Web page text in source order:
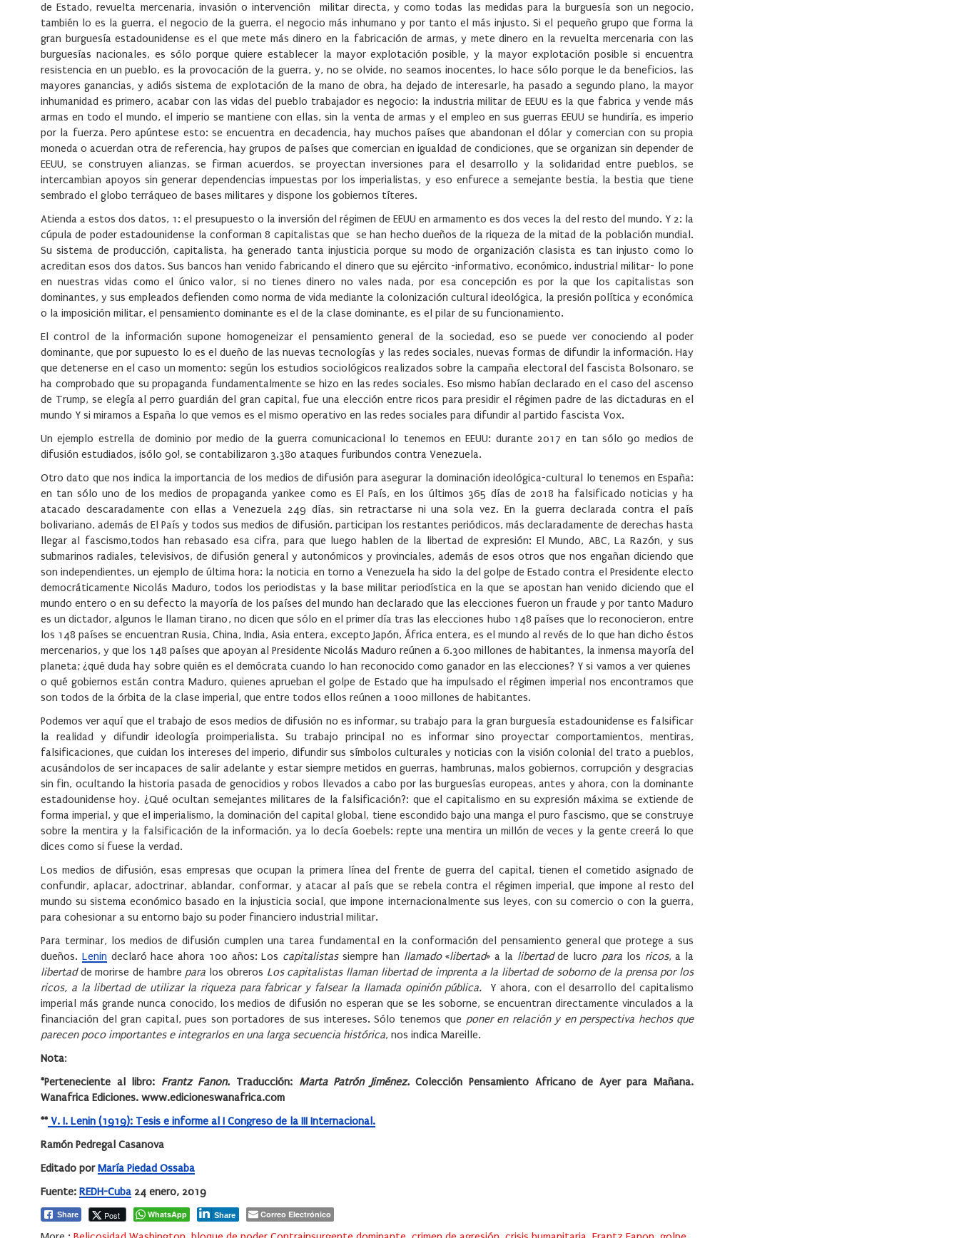
de Estado, revuelta mercenaria, invasión o intervención militar directa, y como todas las medidas para la burguesía son un negocio,
también lo es la guerra, el negocio de la guerra, el negocio más inhumano y por tanto el más injusto. Si el pequeño grupo que forma la
gran burguesía estadounidense es el que mete más dinero en la fabricación de armas, y mete dinero en la revuelta mercenaria con las
burguesías nacionales, es sólo porque quiere establecer la mayor explotación posible, y la mayor explotación posible si encuentra
resistencia en un pueblo, es la provocación de la guerra, y, no se olvide, no seamos inocentes, lo hace sólo porque le da beneficios, las
mayores ganancias, y adiós sistema de explotación de la mano de obra, ha dejado de interesarle, ha pasado a segundo plano, la mayor
inhumanidad es primero, acabar con las vidas del pueblo trabajador es negocio: la industria militar de EEUU es la que fabrica y vende más
armas en todo el mundo, el imperio se mantiene con ellas, sin la venta de armas y el empleo en sus guerras EEUU se hundiría, es imperio
por la fuerza. Pero apúntese esto: se encuentra en decadencia, hay muchos países que abandonan el dólar y comercian con su propia
moneda o acuerdan otra de referencia, hay grupos de países que comercian en igualdad de condiciones, que se organizan sin depender de
EEUU, se construyen alianzas, se firman acuerdos, se proyectan inversiones para el desarrollo y la solidaridad entre pueblos, se
intercambian apoyos sin generar dependencias impuestas por los imperialistas, y eso enfurece a semejante bestia, la bestia que tiene
sembrado el globo terráqueo de bases militares y dispone los gobiernos títeres.
Atienda a estos dos datos, 1: el presupuesto o la inversión del régimen de EEUU en armamento es dos veces la del resto del mundo. Y 2: la
cúpula de poder estadounidense la conforman 8 capitalistas que se han hecho dueños de la riqueza de la mitad de la población mundial.
Su sistema de producción, capitalista, ha generado tanta injusticia porque su modo de organización clasista es tan injusto como lo
acreditan esos dos datos. Sus bancos han venido fabricando el dinero que su ejército -informativo, económico, industrial militar- lo pone
en nuestras vidas como el único valor, si no tienes dinero no vales nada, por esa concepción es por la que los capitalistas son
dominantes, y sus empleados defienden como norma de vida mediante la colonización cultural ideológica, la presión política y económica
o la imposición militar, el pensamiento dominante es el de la clase dominante, es el pilar de su funcionamiento.
El control de la información supone homogeneizar el pensamiento general de la sociedad, eso se puede ver conociendo al poder
dominante, que por supuesto lo es el dueño de las nuevas tecnologías y las redes sociales, nuevas formas de difundir la información. Hay
que detenerse en el caso un momento: según los estudios sociológicos realizados sobre la campaña electoral del fascista Bolsonaro, se
ha comprobado que su propaganda fundamentalmente se hizo en las redes sociales. Eso mismo habían declarado en el caso del ascenso
de Trump, se elegía al perro guardián del gran capital, fue una elección entre ricos para presidir el régimen padre de las dictaduras en el
mundo Y si miramos a España lo que vemos es el mismo operativo en las redes sociales para difundir al partido fascista Vox.
Un ejemplo estrella de dominio por medio de la guerra comunicacional lo tenemos en EEUU: durante 2017 en tan sólo 90 medios de
difusión estudiados, ¡sólo 90!, se contabilizaron 3.380 ataques furibundos contra Venezuela.
Otro dato que nos indica la importancia de los medios de difusión para asegurar la dominación ideológica-cultural lo tenemos en España:
en tan sólo uno de los medios de propaganda yankee como es El País, en los últimos 365 días de 2018 ha falsificado noticias y ha
atacado descaradamente con ellas a Venezuela 249 días, sin retractarse ni una sola vez. En la guerra declarada contra el país
bolivariano, además de El País y todos sus medios de difusión, participan los restantes periódicos, más declaradamente de derechas hasta
llegar al fascismo,todos han rebasado esa cifra, para que luego hablen de la libertad de expresión: El Mundo, ABC, La Razón, y sus
submarinos radiales, televisivos, de difusión general y autonómicos y provinciales, además de esos otros que nos engañan diciendo que
son independientes, un ejemplo de última hora: la noticia en torno a Venezuela ha sido la del golpe de Estado contra el Presidente electo
democráticamente Nicolás Maduro, todos los periodistas y la base militar periodística en la que se apostan han venido diciendo que el
mundo entero o en su defecto la mayoría de los países del mundo han declarado que las elecciones fueron un fraude y por tanto Maduro
es un dictador, algunos le llaman tirano, no dicen que sólo en el primer día tras las elecciones hubo 148 países que lo reconocieron, entre
los 148 países se encuentran Rusia, China, India, Asia entera, excepto Japón, África entera, es el mundo al revés de lo que han dicho éstos
mercenarios, y que los 148 países que apoyan al Presidente Nicolás Maduro reúnen a 6.300 millones de habitantes, la inmensa mayoría del
planeta; ¿qué duda hay sobre quién es el demócrata cuando lo han reconocido como ganador en las elecciones? Y si vamos a ver quienes
o qué gobiernos están contra Maduro, quienes aprueban el golpe de Estado que ha impulsado el régimen imperial nos encontramos que
son todos de la órbita de la clase imperial, que entre todos ellos reúnen a 1000 millones de habitantes.
Podemos ver aquí que el trabajo de esos medios de difusión no es informar, su trabajo para la gran burguesía estadounidense es falsificar
la realidad y difundir ideología proimperialista. Su trabajo principal no es informar sino proyectar comportamientos, mentiras,
falsificaciones, que cuidan los intereses del imperio, difundir sus símbolos culturales y noticias con la visión colonial del trato a pueblos,
acusándolos de ser incapaces de salir adelante y estar siempre metidos en guerras, hambrunas, malos gobiernos, corrupción y desgracias
sin fin, ocultando la historia pasada de genocidios y robos llevados a cabo por las burguesías europeas, antes y ahora, con la dominante
estadounidense hoy. ¿Qué ocultan semejantes militares de la falsificación?: que el capitalismo en su expresión máxima se extiende de
forma imperial, y que el imperialismo, la dominación del capital global, tiene escondido bajo una manga el puro fascismo, que se construye
sobre la mentira y la falsificación de la información, ya lo decía Goebels: repte una mentira un millón de veces y la gente creerá lo que
dices como si fuese la verdad.
Los medios de difusión, esas empresas que ocupan la primera línea del frente de guerra del capital, tienen el cometido asignado de
confundir, aplacar, adoctrinar, ablandar, conformar, y atacar al país que se rebela contra el régimen imperial, que impone al resto del
mundo su sistema económico basado en la injusticia social, que impone internacionalmente sus leyes, con su comercio o con la guerra,
para cohesionar a su entorno bajo su poder financiero industrial militar.
Para terminar, los medios de difusión cumplen una tarea fundamental en la conformación del pensamiento general que protege a sus
dueños. Lenindeclaró hace ahora 100 años:Los capitalistassiempre han llamado«libertad» a la libertadde lucro paralos ricos, a la
libertadde morirse de hambre para los obreros Los capitalistas llaman libertad de imprenta a la libertad de soborno de la prensa por los
ricos, a la libertad de utilizar la riqueza para fabricar y falsear la llamada opinión pública. Y ahora, con el desarrollo del capitalismo
imperial más grande nunca conocido, los medios de difusión no esperan que se les soborne, se encuentran directamente vinculados a la
financiación del gran capital, pues son portadores de sus intereses. Sólo tenemos que poner en relación y en perspectiva hechos que
parecen poco importantes e integrarlos en una larga secuencia histórica, nos indica Mareille.
Nota:
*Perteneciente al libro: Frantz Fanon. Traducción: Marta Patrón Jiménez.Colección Pensamiento Africano de Ayer para Mañana.
Wanafrica Ediciones. www.edicioneswanafrica.com
** V. I. Lenin (1919): Tesis e informe al I Congreso de la III Internacional.
Ramón Pedregal Casanova
Editado porMaría Piedad Ossaba
Fuente: REDH-Cuba 24 enero, 2019
Share Post WhatsApp Share Correo Electrónico